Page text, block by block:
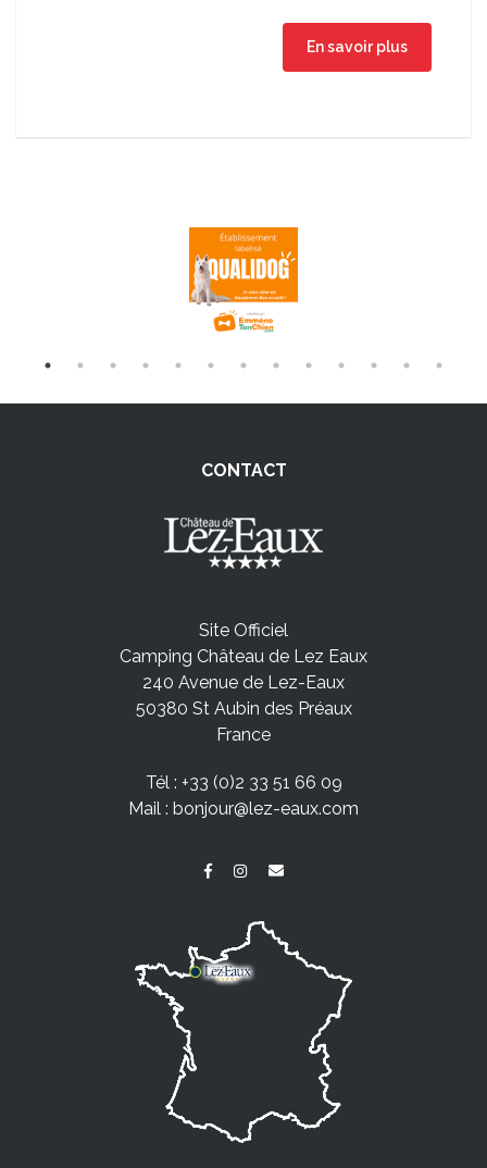
En savoir plus
CONTACT
Site Officiel
Camping Château de Lez Eaux
240 Avenue de Lez-Eaux
50380 St Aubin des Préaux
France
Tél : +33 (0)2 33 51 66 09
Mail : bonjour@lez-eaux.com